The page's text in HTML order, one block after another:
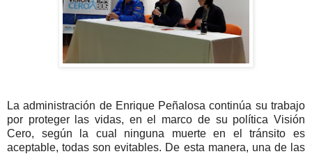
La administración de Enrique Peñalosa continúa su trabajo
por proteger las vidas, en el marco de su política Visión
Cero, según la cual ninguna muerte en el tránsito es
aceptable, todas son evitables. De esta manera, una de las